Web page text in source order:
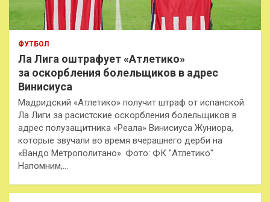
ФУТБОЛ
Ла Лига оштрафует «Атлетико»
за оскорбления болельщиков в адрес
Винисиуса
Мадридский «Атлетико» получит штраф от испанской
Ла Лиги за расистские оскорбления болельщиков в
адрес полузащитника «Реала» Винисиуса Жуниора,
которые звучали во время вчерашнего дерби на
«Вандо Метрополитано». Фото: ФК "Атлетико"
Напомним,…